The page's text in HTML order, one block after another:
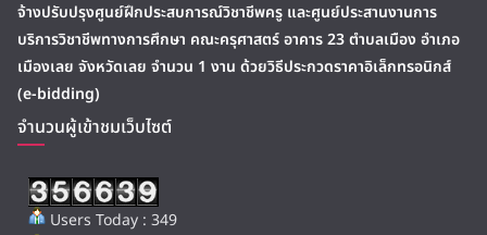
จ้างปรับปรุงศูนย์ฝึกประสบการณ์วิชาชีพครู และศูนย์ประสานงานการ
บริการวิชาชีพทางการศึกษา คณะครุศาสตร์ อาคาร 23 ตำบลเมือง อำเภอ
เมืองเลย จังหวัดเลย จำนวน 1 งาน ด้วยวิธีประกวดราคาอิเล็กทรอนิกส์
(e-bidding)
จำนวนผู้เข้าชมเว็บไซต์
Users Today : 349